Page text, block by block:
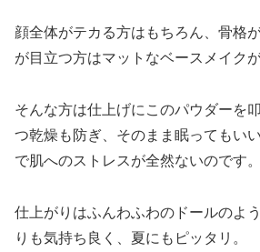
顔全体がテカる方はもちろん、骨格
が目立つ方はマットなベースメイク
そんな方は仕上げにこのパウダーを
つ乾燥も防ぎ、そのまま眠ってもい
で肌へのストレスが全然ないのです。
仕上がりはふんわふわのドールのよ
りも気持ち良く、夏にもピッタリ。